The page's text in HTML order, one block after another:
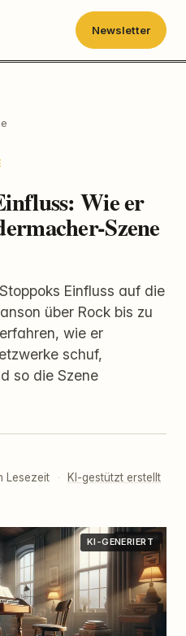
Newsletter
Wie er
Szene
Einfluss auf die
über Rock bis zu
wie er
schuf,
so die Szene
Lesezeit · KI-gestützt erstellt
KI-GENERIERT